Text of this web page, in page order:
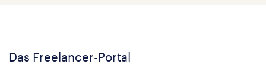
Das Freelancer-Portal